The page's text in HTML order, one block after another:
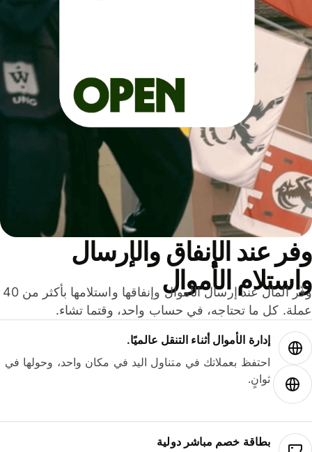
عند الإنفاق والإرسال
الأموال
وفّر المال عند إرسال الأموال وإنفاقها واستلامها بأكثر من 40
كل ما تحتاجه، في حساب واحد، وقتما تشاء.
إدارة الأموال أثناء التنقل عالميًا.
احتفظ بعملاتك في متناول اليد في مكان واحد، وحولها في
ثوانٍ.
بطاقة خصم مباشر دولية